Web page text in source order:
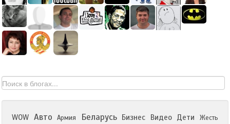
WOW Авто Армия Беларусь Бизнес Видео Дети
Жесть